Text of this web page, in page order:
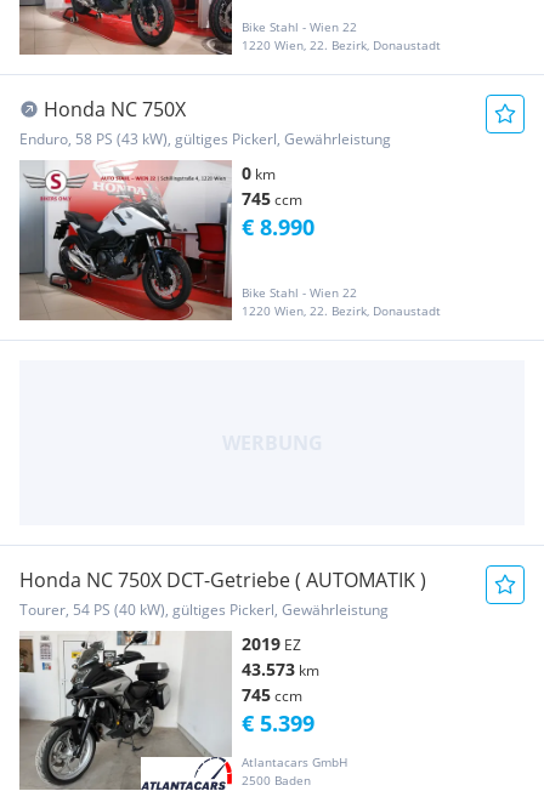
Bike Stahl - Wien 22
1220 Wien, 22. Bezirk, Donaustadt
Honda NC 750X
Enduro, 58 PS (43 kW), gültiges Pickerl, Gewährleistung
0 km
745ccm
Bike Stahl - Wien 22
1220 Wien, 22. Bezirk, Donaustadt
€ 8.990
Honda NC 750X DCT-Getriebe ( AUTOMATIK )
Tourer, 54 PS (40 kW), gültiges Pickerl, Gewährleistung
2019 EZ
43.573 km
745ccm
Atlantacars GmbH
2500 Baden
€ 5.399